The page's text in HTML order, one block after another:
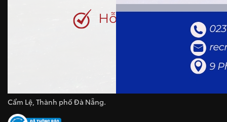
CÔNG TY TNHH TOYOTA OKAYAMA ĐÀ NẴNG
Số GCNĐKDN: 0401898493
Cẩm Lệ, Thành phố Đà Nẵng.